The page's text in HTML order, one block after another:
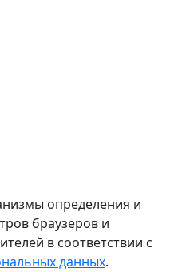
определения и
браузеров и
в соответствии с
данных.